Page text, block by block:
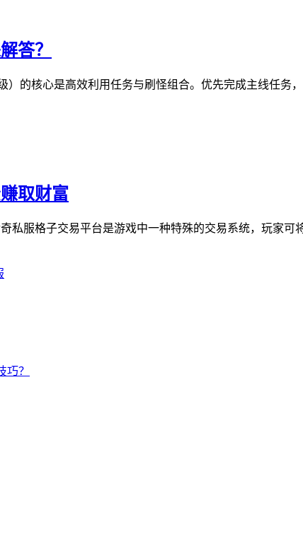
答？
）的核心是高效利用任务与刷怪组合。优先完成主线任务
取财富
私服格子交易平台是游戏中一种特殊的交易系统，玩家可
？